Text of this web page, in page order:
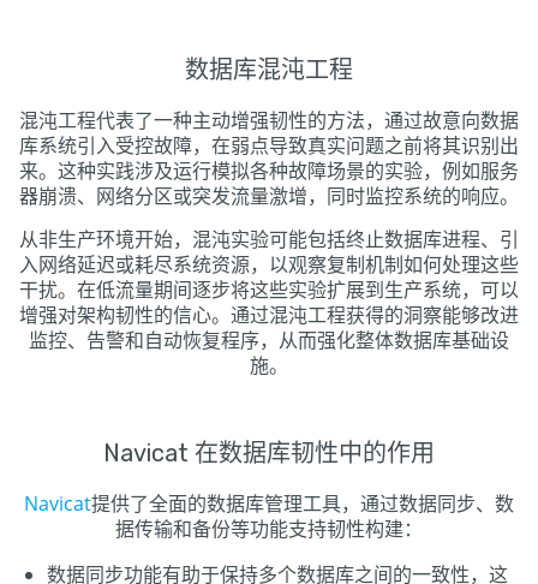
数据库混沌工程
混沌工程代表了一种主动增强韧性的方法，通过故意向数据
库系统引入受控故障，在弱点导致真实问题之前将其识别出
来。这种实践涉及运行模拟各种故障场景的实验，例如服务
器崩溃、网络分区或突发流量激增，同时监控系统的响应。
从非生产环境开始，混沌实验可能包括终止数据库进程、引
入网络延迟或耗尽系统资源，以观察复制机制如何处理这些
干扰。在低流量期间逐步将这些实验扩展到生产系统，可以
增强对架构韧性的信心。通过混沌工程获得的洞察能够改进
监控、告警和自动恢复程序，从而强化整体数据库基础设
施。
Navicat 在数据库韧性中的作用
Navicat提供了全面的数据库管理工具，通过数据同步、数
据传输和备份等功能支持韧性构建：
数据同步功能有助于保持多个数据库之间的一致性，这